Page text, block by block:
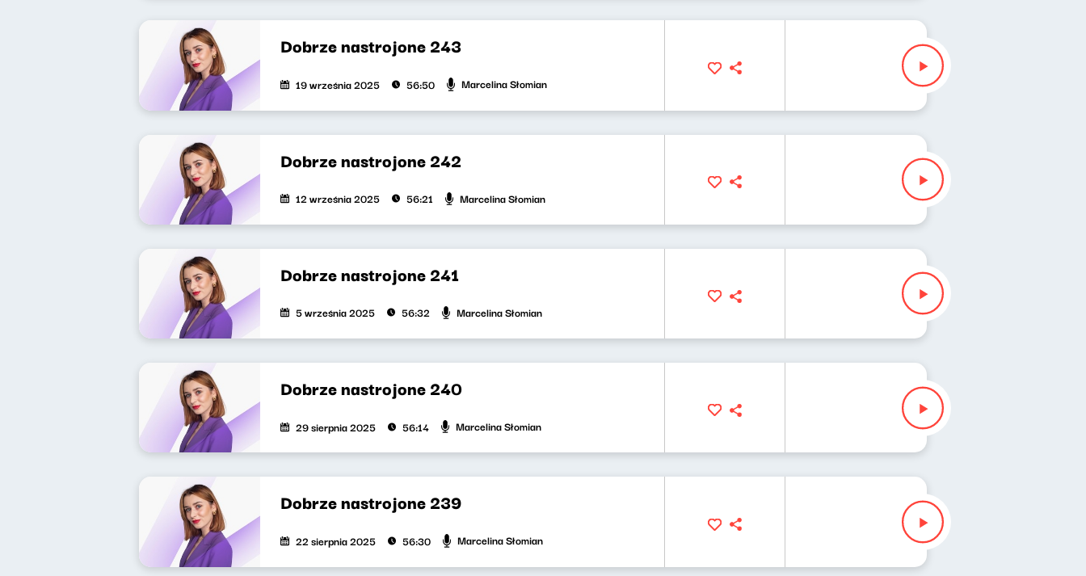
Dobrze nastrojone 243
19 września 2025 56:50 Marcelina Słomian
Dobrze nastrojone 242
12 września 2025 56:21 Marcelina Słomian
Dobrze nastrojone 241
5 września 2025 56:32 Marcelina Słomian
Dobrze nastrojone 240
29 sierpnia 2025 56:14 Marcelina Słomian
Dobrze nastrojone 239
22 sierpnia 2025 56:30 Marcelina Słomian